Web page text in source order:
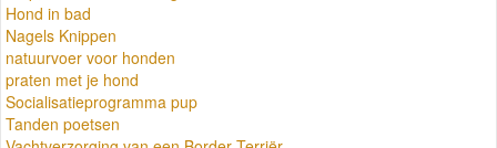
Hond in bad
Nagels Knippen
natuurvoer voor honden
praten met je hond
Socialisatieprogramma pup
Tanden poetsen